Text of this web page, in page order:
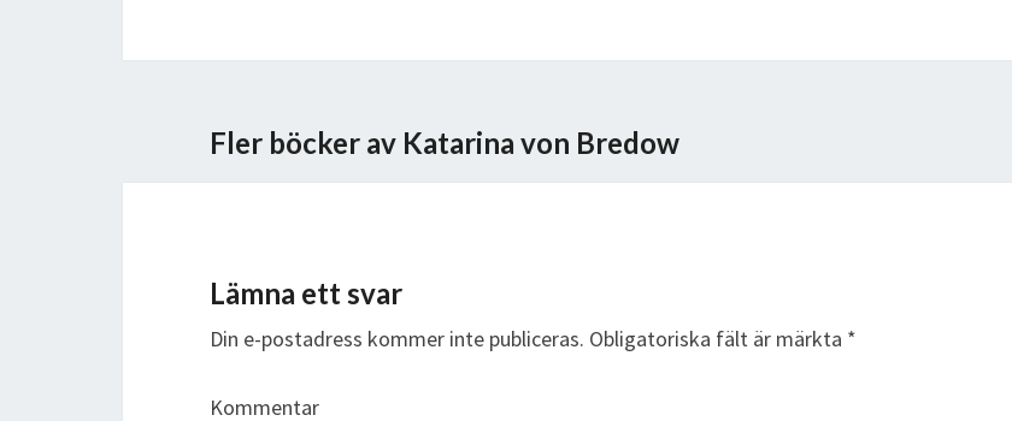
Fler böcker av Katarina von Bredow
Lämna ett svar
Din e-postadress kommer inte publiceras. Obligatoriska fält är märkta *
Kommentar